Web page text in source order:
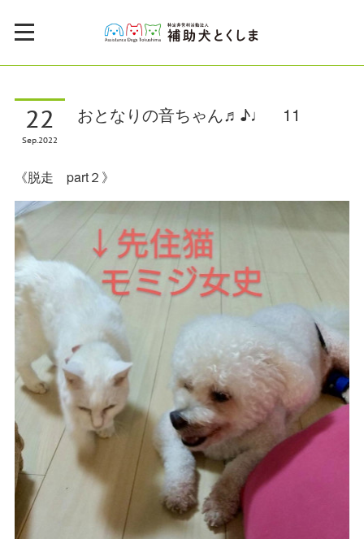
22
Sep2022
おとなりの音ちゃん♬♪♩ 11
《脱走 part２》